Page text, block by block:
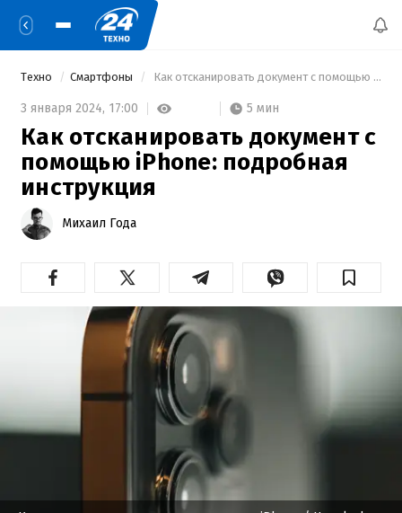
Техно Смартфоны Как отсканировать документ с помощью iPhone: подробная инструкция
3 января 2024, 17:00 5 мин
Как отсканировать документ с
помощью iPhone: подробная
инструкция
Михаил Года